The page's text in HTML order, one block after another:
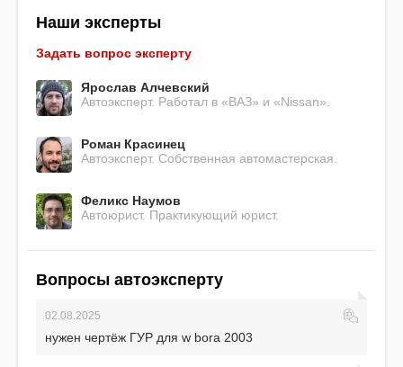
Наши эксперты
Задать вопрос эксперту
Ярослав Алчевский
Автоэксперт. Работал в «ВАЗ» и «Nissan».
Роман Красинец
Автоэксперт. Собственная автомастерская.
Феликс Наумов
Автоюрист. Практикующий юрист.
Вопросы автоэксперту
02.08.2025
нужен чертёж ГУР для w bora 2003